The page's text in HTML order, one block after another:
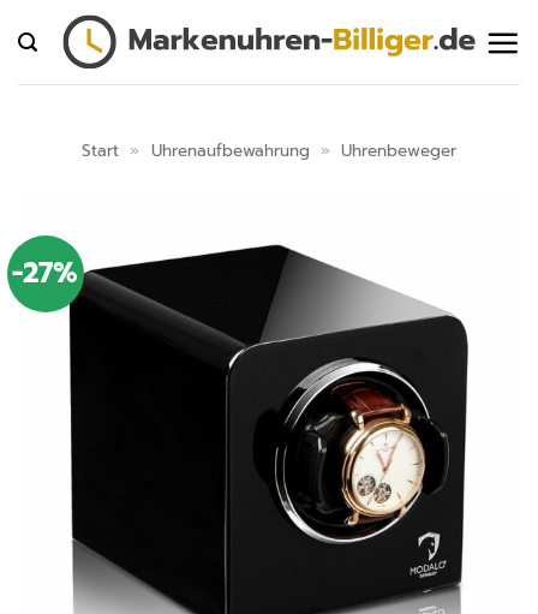
Inhalt
springen
Start » Uhrenaufbewahrung » Uhrenbeweger
-27%